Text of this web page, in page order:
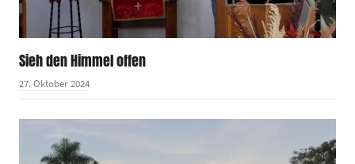
Sieh den Himmel offen
27. Oktober 2024